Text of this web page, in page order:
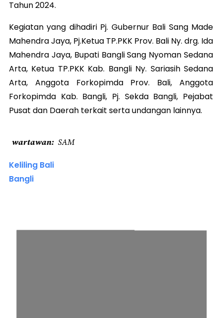
Tahun 2024.
Kegiatan yang dihadiri Pj. Gubernur Bali Sang Made
Mahendra Jaya, Pj.Ketua TP.PKK Prov. Bali Ny. drg. Ida
Mahendra Jaya, Bupati Bangli Sang Nyoman Sedana
Arta, Ketua TP.PKK Kab. Bangli Ny. Sariasih Sedana
Arta, Anggota Forkopimda Prov. Bali, Anggota
Forkopimda Kab. Bangli, Pj. Sekda Bangli, Pejabat
Pusat dan Daerah terkait serta undangan lainnya.
wartawan SAM
Keliling Bali
Bangli